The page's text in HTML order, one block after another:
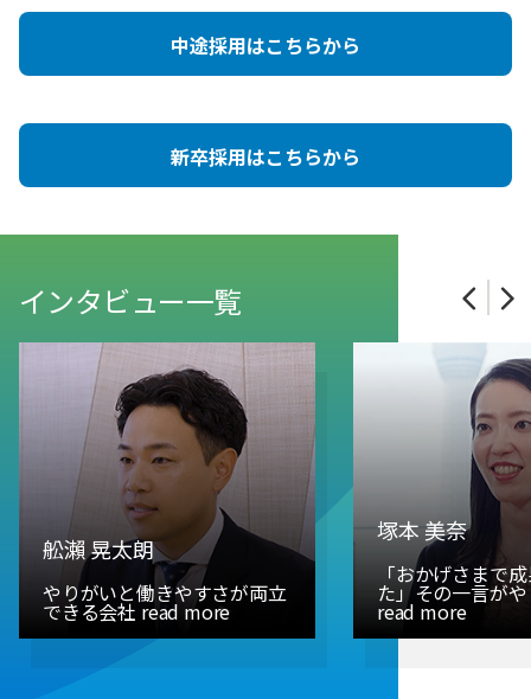
中途採用はこちらから
新卒採用はこちらから
インタビュー一覧
舩瀨 晃太朗
やりがいと働きやすさが両立
できる会社 read more
塚本 美奈
「おかげさまで
た」その一言が
read more